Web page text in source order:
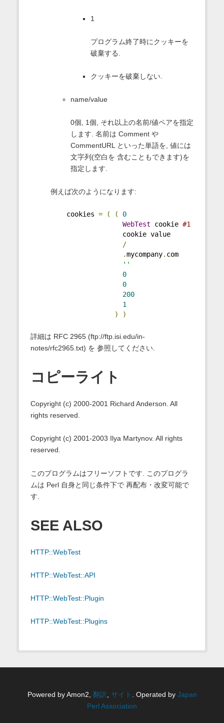
1
プログラム終了時にクッキーを
破棄する.
クッキーを破棄しない.
name/value
0個, 1個, それ以上の名前/値ペアを指定
します. 名前は Comment や
CommentURL といった単語を, 値には
文字列(空白を 含むこともできます)を
指定します.
例えば次のようになります:
cookies = ( (
0
WebTest cookie #1
cookie value
/
.mycompany. com
''
0
0
200
1
)
)
詳細は RFC 2965 (ftp://ftp.isi.edu/in-
notes/rfc2965.txt) を 参照してください.
コピーライト
Copyright (c) 2000-2001 Richard Anderson. All
rights reserved.
Copyright (c) 2001-2003 Ilya Martynov. All rights
reserved.
このプログラムはフリーソフトです. このプログラ
ムは Perl 自身と同じ条件下で 再配布・改変可能で
す.
SEE ALSO
HTTP::WebTest
HTTP::WebTest::API
HTTP::WebTest::Plugin
HTTP::WebTest::Plugins
Powered by Amon2, 翻訳 サイト . Operated by Japan
Perl Association